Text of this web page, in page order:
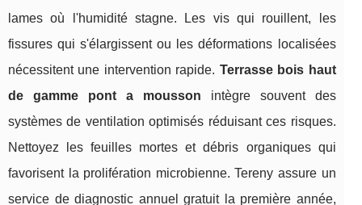
lames où l'humidité stagne. Les vis qui rouillent, les
fissures qui s'élargissent ou les déformations localisées
nécessitent une intervention rapide. Terrasse bois haut
de gamme pont a mousson intègre souvent des
systèmes de ventilation optimisés réduisant ces risques.
Nettoyez les feuilles mortes et débris organiques qui
favorisent la prolifération microbienne. Tereny assure un
service de diagnostic annuel gratuit la première année,